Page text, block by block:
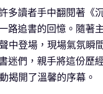
多讀者手中翻閱著《
路追書的回憶。隨著
中登場，現場氣氛瞬
迷們，親手將這份歷
揭開了溫馨的序幕。